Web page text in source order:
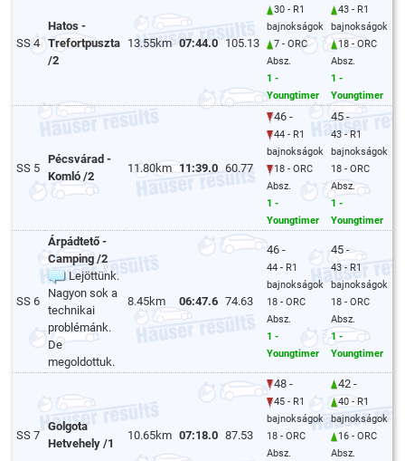
SS 4
Hatos -
Trefortpuszta
/2
13.55km 07:44.0 105.13
30 - R1
bajnokságok
7 - ORC
Absz.
1 -
Youngtimer
43 - R1
bajnokságok
18 - ORC
Absz.
1 -
Youngtimer
SS 5
Pécsvárad -
Komló /2
11.80km 11:39.0 60.77
46 -
44 - R1
bajnokságok
18 - ORC
Absz.
1 -
Youngtimer
45 -
43 - R1
bajnokságok
18 - ORC
Absz.
1 -
Youngtimer
SS 6
Árpádtető -
Camping /2
Lejöttünk.
Nagyon sok a
technikai
problémánk.
De
megoldottuk.
8.45km 06:47.6 74.63
46 -
44 - R1
bajnokságok
18 - ORC
Absz.
1 -
Youngtimer
45 -
43 - R1
bajnokságok
18 - ORC
Absz.
1 -
Youngtimer
SS 7
Golgota
Hetvehely /1
10.65km 07:18.0 87.53
48 -
45 - R1
bajnokságok
18 - ORC
Absz.
42 -
40 - R1
bajnokságok
16 - ORC
Absz.